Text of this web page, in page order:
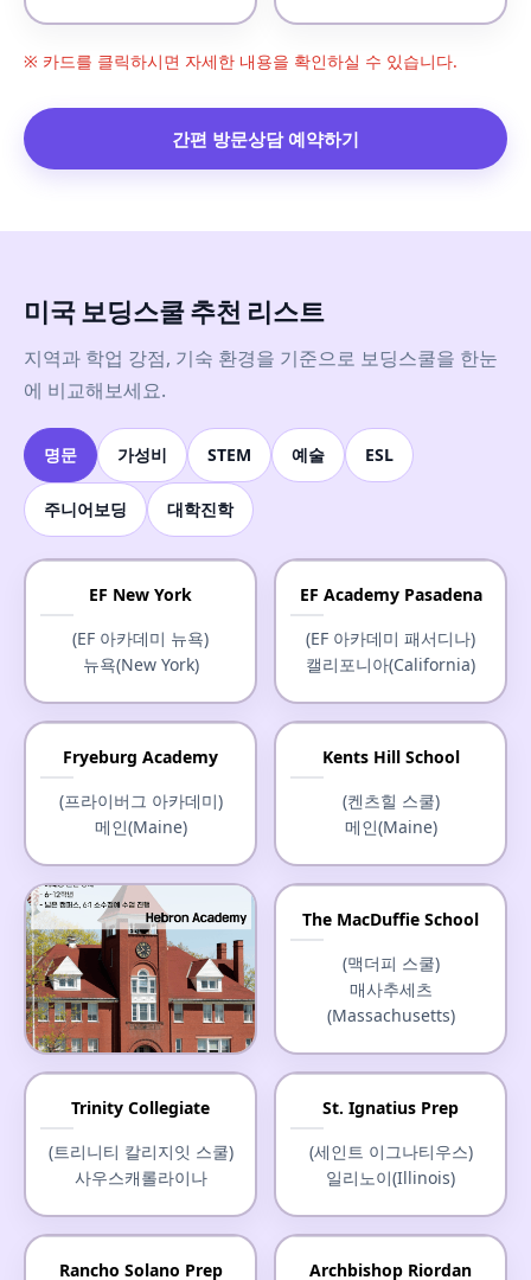
※ 카드를 클릭하시면 자세한 내용을 확인하실 수 있습니다.
간편 방문상담 예약하기
미국 보딩스쿨 추천 리스트
지역과 학업 강점, 기숙 환경을 기준으로 보딩스쿨을 한눈
에 비교해보세요.
명문 가성비 STEM 예술 ESL
주니어보딩 대학진학
EF New York
(EF 아카데미 뉴욕)
뉴욕(New York)
EF Academy Pasadena
(EF 아카데미 패서디나)
캘리포니아(California)
Fryeburg Academy
(프라이버그 아카데미)
메인(Maine)
Kents Hill School
(켄츠힐 스쿨)
메인(Maine)
메인(Maine)
The MacDuffie School
(맥더피 스쿨)
매사추세츠
(Massachusetts)
Trinity Collegiate
(트리니티 칼리지잇 스쿨)
사우스캐롤라이나
St. Ignatius Prep
(세인트 이그나티우스)
일리노이(Illinois)
Rancho Solano Prep Archbishop Riordan